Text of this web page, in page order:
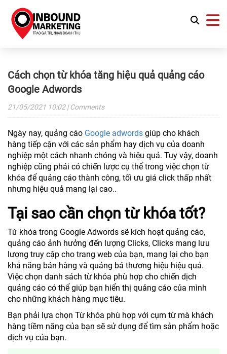
Cách chọn từ khóa tăng hiệu quả quảng cáo
Google Adwords
21/05/2021 10:02| Comments
Ngày nay, quảng cáo Google adwords giúp cho khách
hàng tiếp cận với các sản phẩm hay dịch vụ của doanh
nghiệp một cách nhanh chóng và hiệu quả. Tuy vậy, doanh
nghiệp cũng phải có chiến lược cụ thể trong việc chọn từ
khóa để quảng cáo thành công, tối ưu giá click thấp nhất
nhưng hiệu quả mang lại cao..
Tại sao cần chọn từ khóa tốt?
Từ khóa trong Google Adwords sẽ kích hoạt quảng cáo,
quảng cáo ảnh hưởng đến lượng Clicks, Clicks mang lưu
lượng truy cập cho trang web của bạn, mang lại cho bạn
khả năng bán hàng và quảng bá thương hiệu hiệu quả.
Việc chọn danh sách từ khóa phù hợp cho chiến dịch
quảng cáo có thể giúp bạn hiển thị quảng cáo của mình
cho những khách hàng mục tiêu.
Bạn phải lựa chọn Từ khóa phù hợp với cụm từ mà khách
hàng tiềm năng của bạn sẽ sử dụng để tìm sản phẩm hoặc
dịch vụ của bạn.